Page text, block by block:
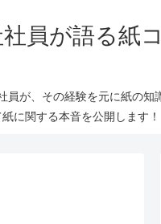
員が語る紙
が、その経験を元に紙の
に関する本音を公開します！